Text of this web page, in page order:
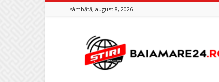
sâmbătă, august 8, 2026
Baia
Mare
24